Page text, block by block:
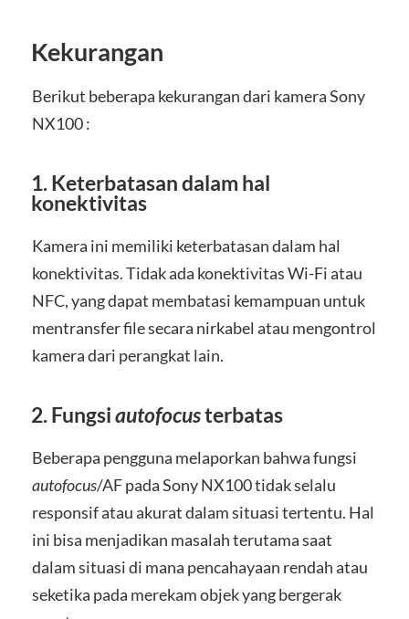
Kekurangan
Berikut beberapa kekurangan dari kamera Sony
NX100 :
1. Keterbatasan dalam hal
konektivitas
Kamera ini memiliki keterbatasan dalam hal
konektivitas. Tidak ada konektivitas Wi-Fi atau
NFC, yang dapat membatasi kemampuan untuk
mentransfer file secara nirkabel atau mengontrol
kamera dari perangkat lain.
2. Fungsiautofocusterbatas
Beberapa pengguna melaporkan bahwa fungsi
autofocus/AF pada Sony NX100 tidak selalu
responsif atau akurat dalam situasi tertentu. Hal
ini bisa menjadikan masalah terutama saat
dalam situasi di mana pencahayaan rendah atau
seketika pada merekam objek yang bergerak